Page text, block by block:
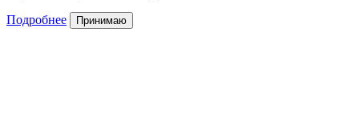
Подробнее Принимаю